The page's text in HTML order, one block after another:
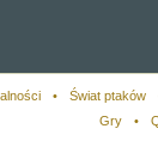
• Świat ptaków
Gry
•